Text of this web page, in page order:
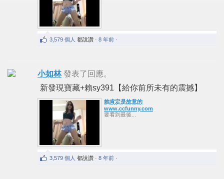
3,579 個人 都說讚 · 8 年前 ·
小如林 發表了回應。
新發現寶藏+賴sy391【給你前所未有的震撼】
她肯定是故意的
www.ccfunny.com
要看到最後...
3,579 個人 都說讚 · 8 年前 ·